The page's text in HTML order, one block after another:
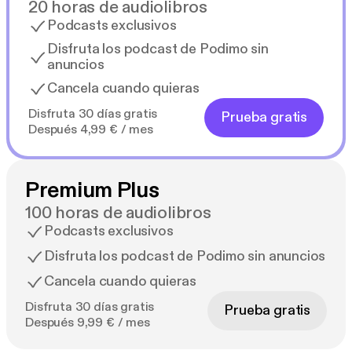
20 horas de audiolibros
Podcasts exclusivos
Disfruta los podcast de Podimo sin
anuncios
Cancela cuando quieras
Disfruta 30 días gratis
Después 4,99 € / mes
Prueba gratis
Premium Plus
100 horas de audiolibros
Podcasts exclusivos
Disfruta los podcast de Podimo sin anuncios
Cancela cuando quieras
Disfruta 30 días gratis
Después 9,99 € / mes
Prueba gratis